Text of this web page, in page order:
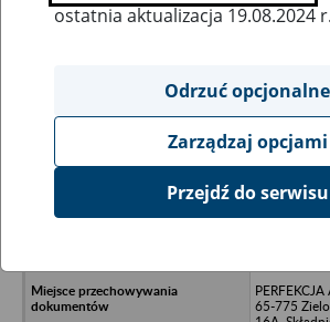
Ukryj wszystkie pozycje bazy
65-775
ostatnia aktualizacja 19.08.2024 r.
Odrzuć opcjonalne
Zarządzaj opcjami
Przejdź do serwisu